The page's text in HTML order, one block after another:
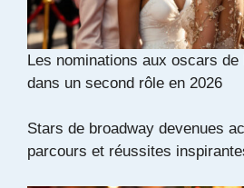
Les nominations aux oscars
dans un second rôle en 2026
Stars de broadway devenues
parcours et réussites